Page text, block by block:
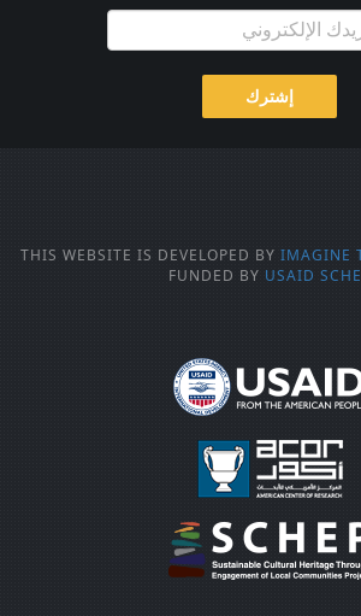
إشترك
THIS WEBSITE IS DEVELOPED BY IMAGINE
FUNDED BY USAID